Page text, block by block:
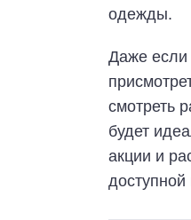
одежды.
Даже если
смотреть
будет
акции и
доступной